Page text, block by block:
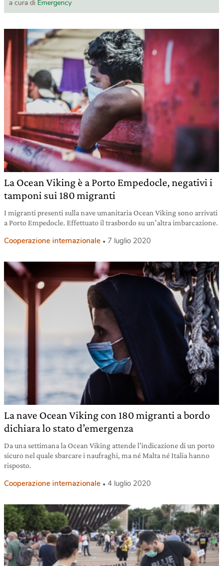
a cura di Emergency
La Ocean Viking è a Porto Empedocle, negativi i
tamponi sui 180 migranti
I migranti presenti sulla nave umanitaria Ocean Viking sono arrivati
a Porto Empedocle. Effettuato il trasbordo su un’altra imbarcazione.
Cooperazione internazionale 7 luglio 2020
La nave Ocean Viking con 180 migranti a bordo
dichiara lo stato d’emergenza
Da una settimana la Ocean Viking attende l’indicazione di un porto
sicuro nel quale sbarcare i naufraghi, ma né Malta né Italia hanno
risposto.
Cooperazione internazionale 4 luglio 2020